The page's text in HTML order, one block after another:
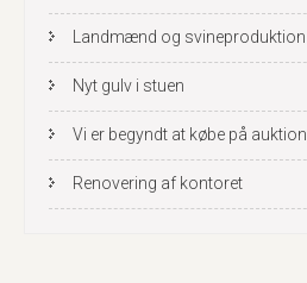
Landmænd og svineproduktion
Nyt gulv i stuen
Vi er begyndt at købe på auktion
Renovering af kontoret